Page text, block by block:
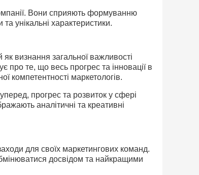
Вони сприяють формуванню
унікальні характеристики.
визнання загальної важливості
про те, що весь прогрес та інновації в
компетентності маркетологів.
прогрес та розвиток у сфері
аналітичні та креативні
для своїх маркетингових команд.
досвідом та найкращими